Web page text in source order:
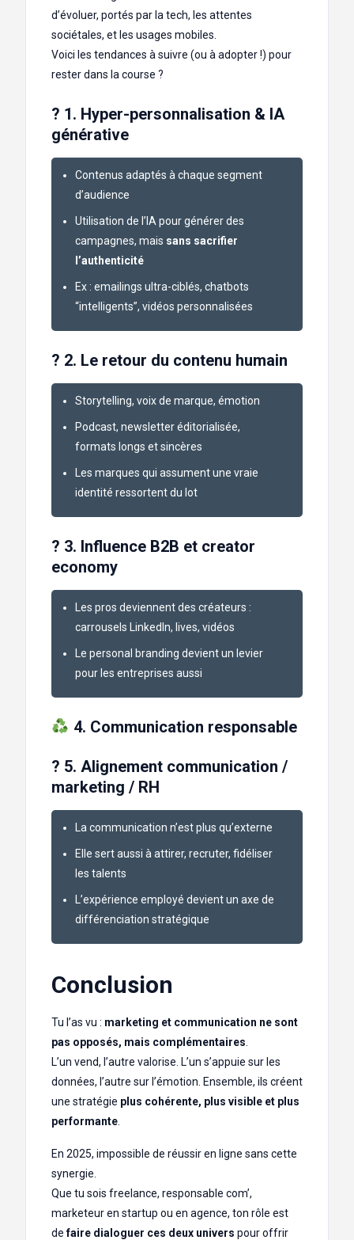
d’évoluer, portés par la tech, les attentes
sociétales, et les usages mobiles.
Voici les tendances à suivre (ou à adopter !) pour
rester dans la course ?
? 1. Hyper-personnalisation & IA
générative
Contenus adaptés à chaque segment
d’audience
Utilisation de l’IA pour générer des
campagnes, mais sans sacrifier
l’authenticité
Ex : emailings ultra-ciblés, chatbots
“intelligents”, vidéos personnalisées
?️ 2. Le retour du contenu humain
Storytelling, voix de marque, émotion
Podcast, newsletter éditorialisée,
formats longs et sincères
Les marques qui assument une vraie
identité ressortent du lot
? 3. Influence B2B et creator
economy
Les pros deviennent des créateurs :
carrousels LinkedIn, lives, vidéos
Le personal branding devient un levier
pour les entreprises aussi
4. Communication responsable
? 5. Alignement communication /
marketing / RH
La communication n’est plus qu’externe
Elle sert aussi à attirer, recruter, fidéliser
les talents
L’expérience employé devient un axe de
différenciation stratégique
Conclusion
Tu l’as vu : marketing et communication ne sont
pas opposés, mais complémentaires
L’un vend, l’autre valorise. L’un s’appuie sur les
données, l’autre sur l’émotion. Ensemble, ils créent
une stratégie plus cohérente, plus visible et plus
performante
En 2025, impossible de réussir en ligne sans cette
synergie.
Que tu sois freelance, responsable com’,
marketeur en startup ou en agence, ton rôle est
defaire dialoguer ces deux univers pour offrir